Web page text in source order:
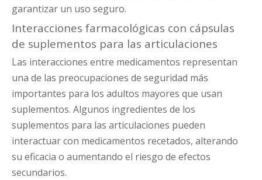
garantizar un uso seguro.
Interacciones farmacológicas con cápsulas
de suplementos para las articulaciones
Las interacciones entre medicamentos representan
una de las preocupaciones de seguridad más
importantes para los adultos mayores que usan
suplementos. Algunos ingredientes de los
suplementos para las articulaciones pueden
interactuar con medicamentos recetados, alterando
su eficacia o aumentando el riesgo de efectos
secundarios.